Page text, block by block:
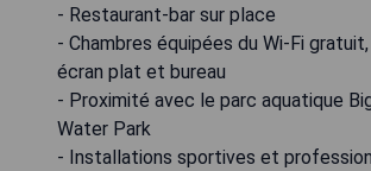
- Restaurant-bar sur place
- Chambres équipées du Wi-Fi
écran plat et bureau
- Proximité avec le parc aquatique
Water Park
- Installations sportives et